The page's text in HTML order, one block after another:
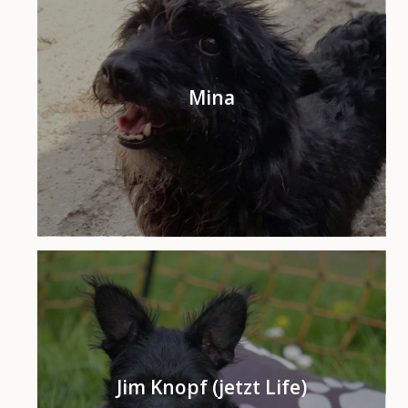
Mina
Jim Knopf (jetzt Life)